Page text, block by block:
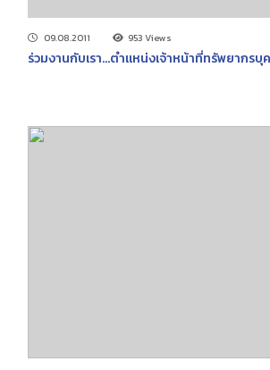
09.08.2011 953 Views
ร่วมงานกับเรา...ตำแหน่งเจ้าหน้าที่ทรัพยากรบุ